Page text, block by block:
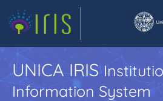
UNICA IRIS
Information System